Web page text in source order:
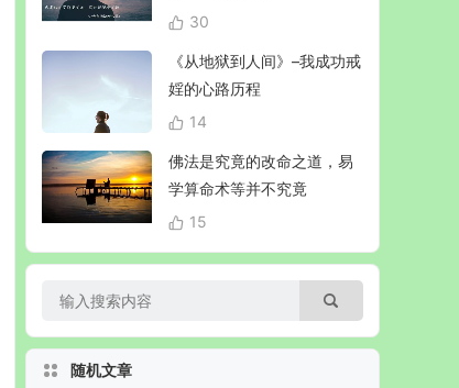
30
《从地狱到人间》–我成功戒
婬的心路历程
14
佛法是究竟的改命之道，易
学算命术等并不究竟
15
随机文章